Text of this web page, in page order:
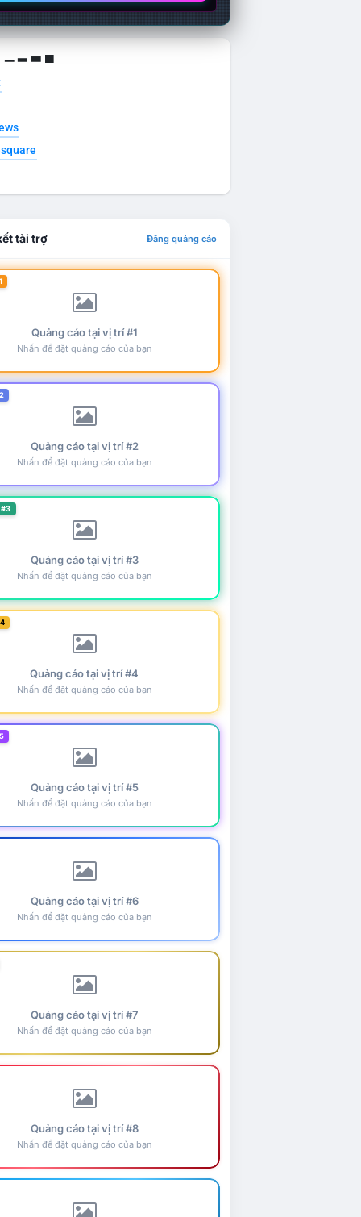
▁ ▂ ▃ ▄
tài trợ Đăng quảng cáo
Quảng cáo tại vị trí #1
Nhấn để đặt quảng cáo của bạn
Quảng cáo tại vị trí #2
Nhấn để đặt quảng cáo của bạn
Quảng cáo tại vị trí #3
Nhấn để đặt quảng cáo của bạn
Quảng cáo tại vị trí #4
Nhấn để đặt quảng cáo của bạn
Quảng cáo tại vị trí #5
Nhấn để đặt quảng cáo của bạn
Quảng cáo tại vị trí #6
Nhấn để đặt quảng cáo của bạn
Quảng cáo tại vị trí #7
Nhấn để đặt quảng cáo của bạn
Quảng cáo tại vị trí #8
Nhấn để đặt quảng cáo của bạn